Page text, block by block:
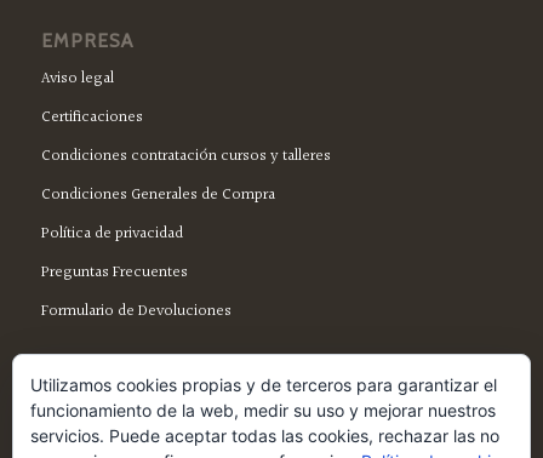
EMPRESA
Aviso legal
Certificaciones
Condiciones contratación cursos y talleres
Condiciones Generales de Compra
Política de privacidad
Preguntas Frecuentes
Formulario de Devoluciones
Utilizamos cookies propias y de terceros para garantizar el
funcionamiento de la web, medir su uso y mejorar nuestros
servicios. Puede aceptar todas las cookies, rechazar las no